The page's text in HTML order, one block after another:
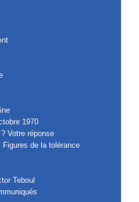
1970
Votre réponse
Figures de la tolérance
Teboul